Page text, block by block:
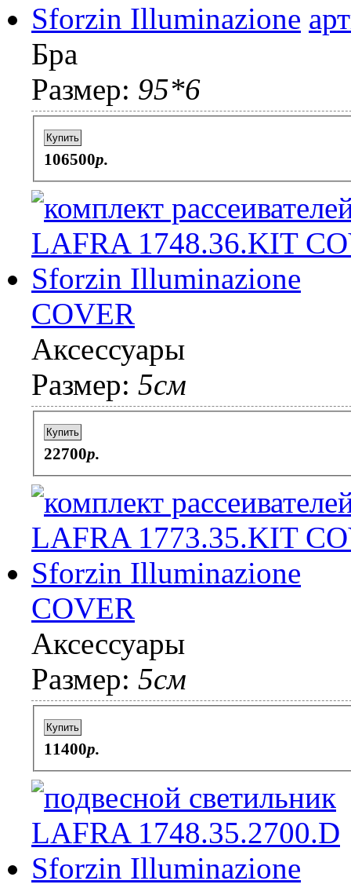
Бра
Размер: 95*6
Купить
106500p.
COVER
Аксессуары
Размер: 5см
Купить
22700p.
COVER
Аксессуары
Размер: 5см
Купить
11400p.